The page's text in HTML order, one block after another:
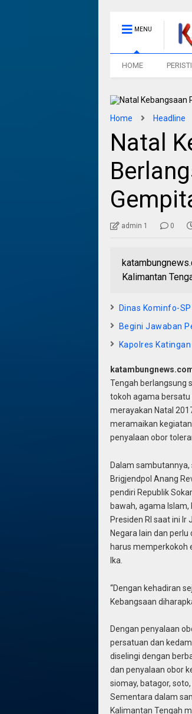
MENU
HOME
Home Headline
Natal
admin 1 0
Kalimantan
Dinas Kominfo-
Begini Jawaban
Kapolres
Tengah berlangsung
tokoh agama
merayakan Natal
meramaikan
penyalaan obor
Dalam
Brigjendpol Anang
pendiri Republik
bawah, agama
Presiden RI saat ini
Negara lain dan
harus memperkokoh
Ika.
“Dengan kehadiran
Kebangsaan
Dengan penyalaan
persatuan dan
diselingi dengan
dan penyalaan obor
siomay, batagor,
Sementara dalam
Kalimantan Tengah